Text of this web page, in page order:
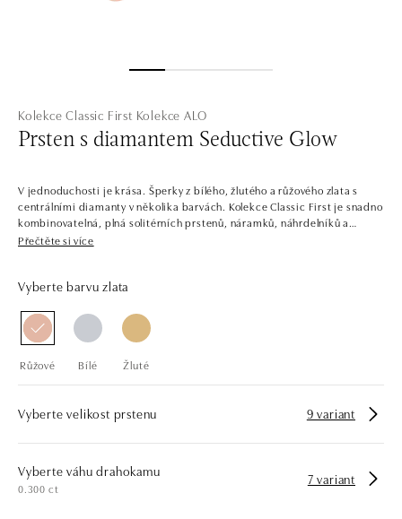
Kolekce Classic First Kolekce ALO
Prsten s diamantem Seductive Glow
V jednoduchosti je krása. Šperky z bílého, žlutého a růžového zlata s
centrálními diamanty v několika barvách. Kolekce Classic First je snadno
kombinovatelná, plná solitérních prstenů, náramků, náhrdelníků a
náušnic s jedním až třemi dokonale broušenými diamanty a drahými
drahých kamenů už téměř 30 let. Každý šperk je tak originál a je také
opatřen certifikátem pravosti a dodán v luxusním balení. Ať už vybíráte
námi pouze šperk, ale také chytrou investici.
Přečtěte si více
Vyberte barvu zlata
Růžové Bílé Žluté
Vyberte velikost prstenu 9 variant
Vyberte váhu drahokamu
0.300 ct
7 variant